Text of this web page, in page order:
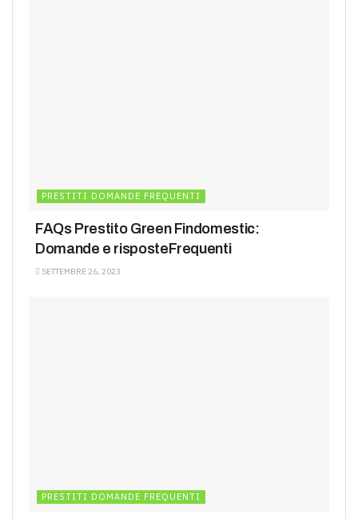
PRESTITI DOMANDE FREQUENTI
FAQs Prestito Green Findomestic:
Domande e risposteFrequenti
SETTEMBRE 26, 2023
PRESTITI DOMANDE FREQUENTI